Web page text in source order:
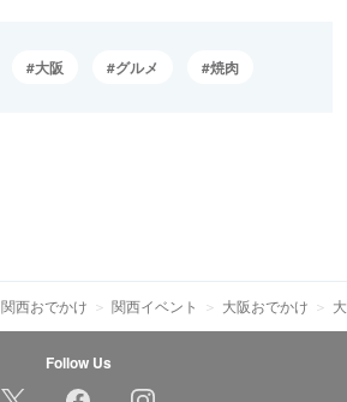
大阪 グルメ 焼肉
関西おでかけ 関西イベント 大阪おでかけ
Follow Us